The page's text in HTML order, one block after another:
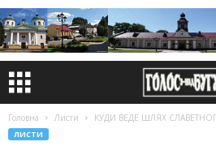
Головна Листи КУДИ ВЕДЕ ШЛЯХ
ЛИСТИ